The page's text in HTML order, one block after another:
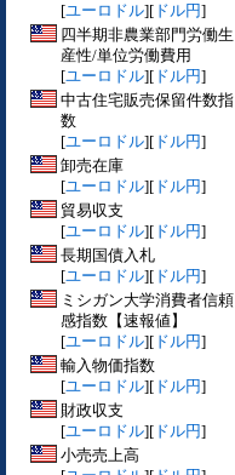
[ユーロドル][ ドル円]
四半期非農業部門労働生
産性/単位労働費用
[ユーロドル][ ドル円]
中古住宅販売保留件数指
数
[ユーロドル][ ドル円]
卸売在庫
[ユーロドル][ ドル円]
貿易収支
[ユーロドル][ ドル円]
長期国債入札
[ユーロドル][ ドル円]
ミシガン大学消費者信頼
感指数【速報値】
[ユーロドル][ ドル円]
輸入物価指数
[ユーロドル][ ドル円]
財政収支
[ユーロドル][ ドル円]
小売売上高